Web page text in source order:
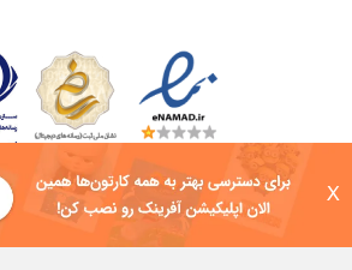
X
کلیه حقوق این سایت به شرکت توسعه فناوی هفت